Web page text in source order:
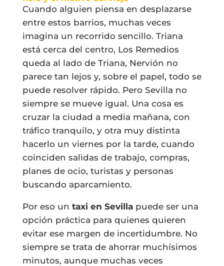
Cuando alguien piensa en desplazarse
entre estos barrios, muchas veces
imagina un recorrido sencillo. Triana
está cerca del centro, Los Remedios
queda al lado de Triana, Nervión no
parece tan lejos y, sobre el papel, todo se
puede resolver rápido. Pero Sevilla no
siempre se mueve igual. Una cosa es
cruzar la ciudad a media mañana, con
tráfico tranquilo, y otra muy distinta
hacerlo un viernes por la tarde, cuando
coinciden salidas de trabajo, compras,
planes de ocio, turistas y personas
buscando aparcamiento.
Por eso un taxi en Sevillapuede ser una
opción práctica para quienes quieren
evitar ese margen de incertidumbre. No
siempre se trata de ahorrar muchísimos
minutos, aunque muchas veces